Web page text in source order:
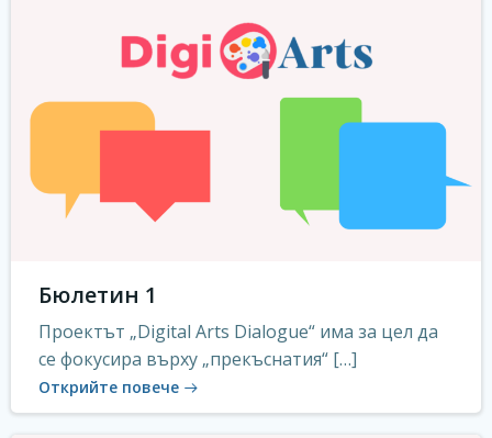
Бюлетин 1
Проектът „Digital Arts Dialogue“ има за цел да
се фокусира върху „прекъснатия“ […]
Открийте повече